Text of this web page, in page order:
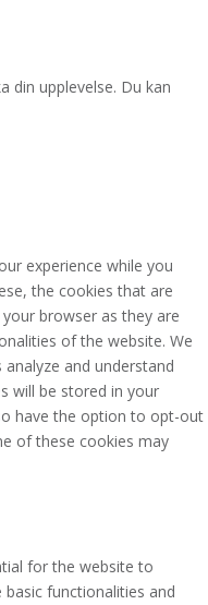
din upplevelse. Du kan
experience while you
the cookies that are
browser as they are
of the website. We
and understand
will be stored in your
have the option to opt-out
of these cookies may
for the website to
functionalities and